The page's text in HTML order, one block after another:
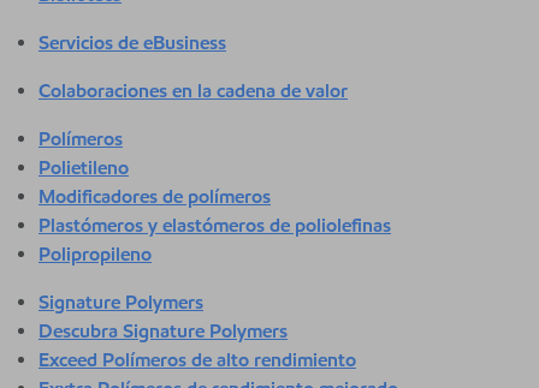
Servicios de eBusiness
Colaboraciones en la cadena de valor
Polímeros
Polietileno
Modificadores de polímeros
Plastómeros y elastómeros de poliolefinas
Polipropileno
Signature Polymers
Descubra Signature Polymers
Exceed Polímeros de alto rendimiento